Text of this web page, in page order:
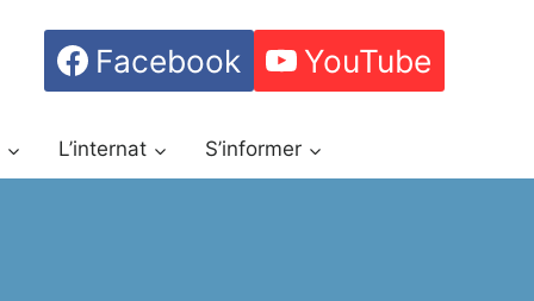
Facebook YouTube
L’internat S’informer